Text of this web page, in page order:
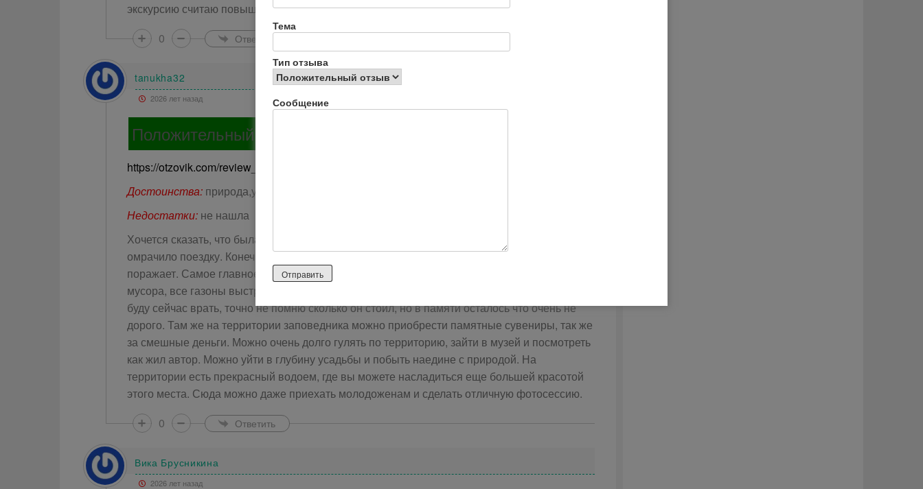
экскурсию считаю повышенными.
0
Ответить
tanukha32
2026 лет назад
Положительный отзыв
https://otzovik.com/review_2213533.html
Достоинства: природа,ухоженная территория
Недостатки: не нашла
Хочется сказать, что была в Спасском уже глубокой холодной осенью, но это вовсе не
омрачило поездку. Конечно это не летом, но все же. Большая территория усадьбы просто
поражает. Самое главное, что территория большая и при этом очень ухоженная. Нигде нет
мусора, все газоны выстрежены. А еще одна не мало важная вещь это цена билета. Не
буду сейчас врать, точно не помню сколько он стоил, но в памяти осталось что очень не
дорого. Там же на территории заповедника можно приобрести памятные сувениры, так же
за смешные деньги. Можно очень долго гулять по территорию, зайти в музей и посмотреть
как жил автор. Можно уйти в глубину усадьбы и побыть наедине с природой. На
территории есть прекрасный водоем, где вы можете насладиться еще большей красотой
этого места. Сюда можно даже приехать молодоженам и сделать отличную фотосессию.
0
Ответить
Вика Брусникина
2026 лет назад
Тема
Тип отзыва
Сообщение